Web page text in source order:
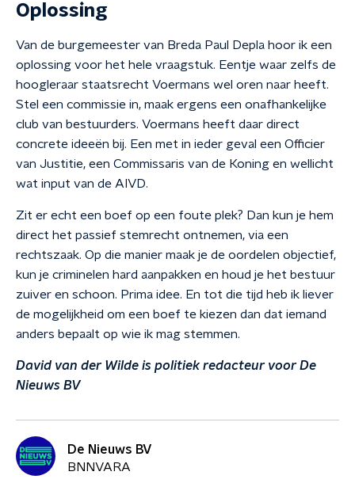
Oplossing
Van de burgemeester van Breda Paul Depla hoor ik een
oplossing voor het hele vraagstuk. Eentje waar zelfs de
hoogleraar staatsrecht Voermans wel oren naar heeft.
Stel een commissie in, maak ergens een onafhankelijke
club van bestuurders. Voermans heeft daar direct
concrete ideeën bij. Een met in ieder geval een Officier
van Justitie, een Commissaris van de Koning en wellicht
wat input van de AIVD.
Zit er echt een boef op een foute plek? Dan kun je hem
direct het passief stemrecht ontnemen, via een
rechtszaak. Op die manier maak je de oordelen objectief,
kun je criminelen hard aanpakken en houd je het bestuur
zuiver en schoon. Prima idee. En tot die tijd heb ik liever
de mogelijkheid om een boef te kiezen dan dat iemand
anders bepaalt op wie ik mag stemmen.
David van der Wilde is politiek redacteur voor De
Nieuws BV
De Nieuws BV
BNNVARA